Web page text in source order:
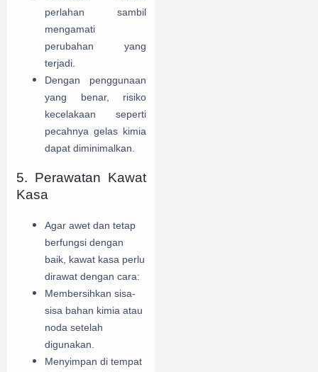
perlahan sambil
mengamati
perubahan yang
terjadi.
Dengan penggunaan
yang benar, risiko
kecelakaan seperti
pecahnya gelas kimia
dapat diminimalkan.
5. Perawatan Kawat
Kasa
Agar awet dan tetap
berfungsi dengan
baik, kawat kasa perlu
dirawat dengan cara:
Membersihkan sisa-
sisa bahan kimia atau
noda setelah
digunakan.
Menyimpan di tempat